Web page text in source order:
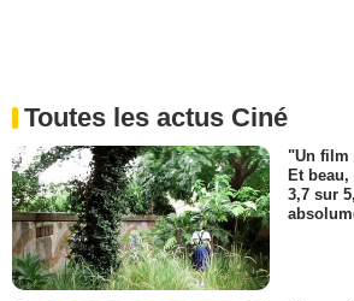
Toutes les actus Ciné
"Un film
Et
3,7 sur